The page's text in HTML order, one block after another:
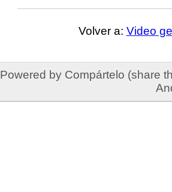
Volver a: Video
Powered by Compártelo (share